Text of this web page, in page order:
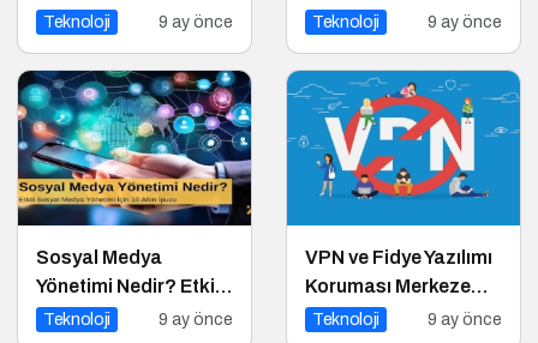
Etkili Arama Motoru
Altın İpucu
Teknoloji 9 ay önce
Nedir? Etkili SEO İçin
Teknoloji 9 ay önce
Sosyal Medya
Yönetimi Nedir? Etkili
Sosyal Medya
Teknoloji 9 ay önce
VPN ve Fidye Yazılımı
Koruması Merkeze
Alındı
Teknoloji 9 ay önce